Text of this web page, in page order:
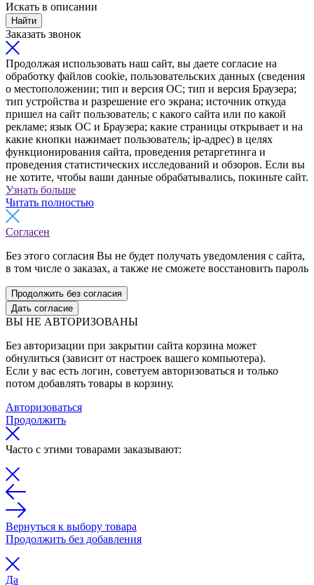
Искать в описании
Найти
Заказать звонок
Продолжая использовать наш сайт, вы даете согласие на
обработку файлов cookie, пользовательских данных (сведения
о местоположении; тип и версия ОС; тип и версия Браузера;
тип устройства и разрешение его экрана; источник откуда
пришел на сайт пользователь; с какого сайта или по какой
рекламе; язык ОС и Браузера; какие страницы открывает и на
какие кнопки нажимает пользователь; ip-адрес) в целях
функционирования сайта, проведения ретаргетинга и
проведения статистических исследований и обзоров. Если вы
не хотите, чтобы ваши данные обрабатывались, покиньте сайт.
Узнать больше
Читать полностью
Согласен
Без этого согласия Вы не будет получать уведомления с сайта,
в том числе о заказах, а также не сможете восстановить пароль
Продолжить без согласия
Дать согласие
ВЫ НЕ АВТОРИЗОВАНЫ
Без авторизации при закрытии сайта корзина может
обнулиться (зависит от настроек вашего компьютера).
Если у вас есть логин, советуем авторизоваться и только
потом добавлять товары в корзину.
Авторизоваться
Продолжить
Часто с этими товарами заказывают:
Вернуться к выбору товара
Продолжить без добавления
Да